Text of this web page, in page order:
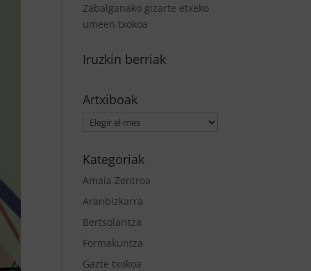
Zabalganako gizarte etxeko
umeen txokoa
Iruzkin berriak
Artxiboak
Artxiboak
Kategoriak
Amaia Zentroa
Aranbizkarra
Bertsolaritza
Formakuntza
Gazte txokoa